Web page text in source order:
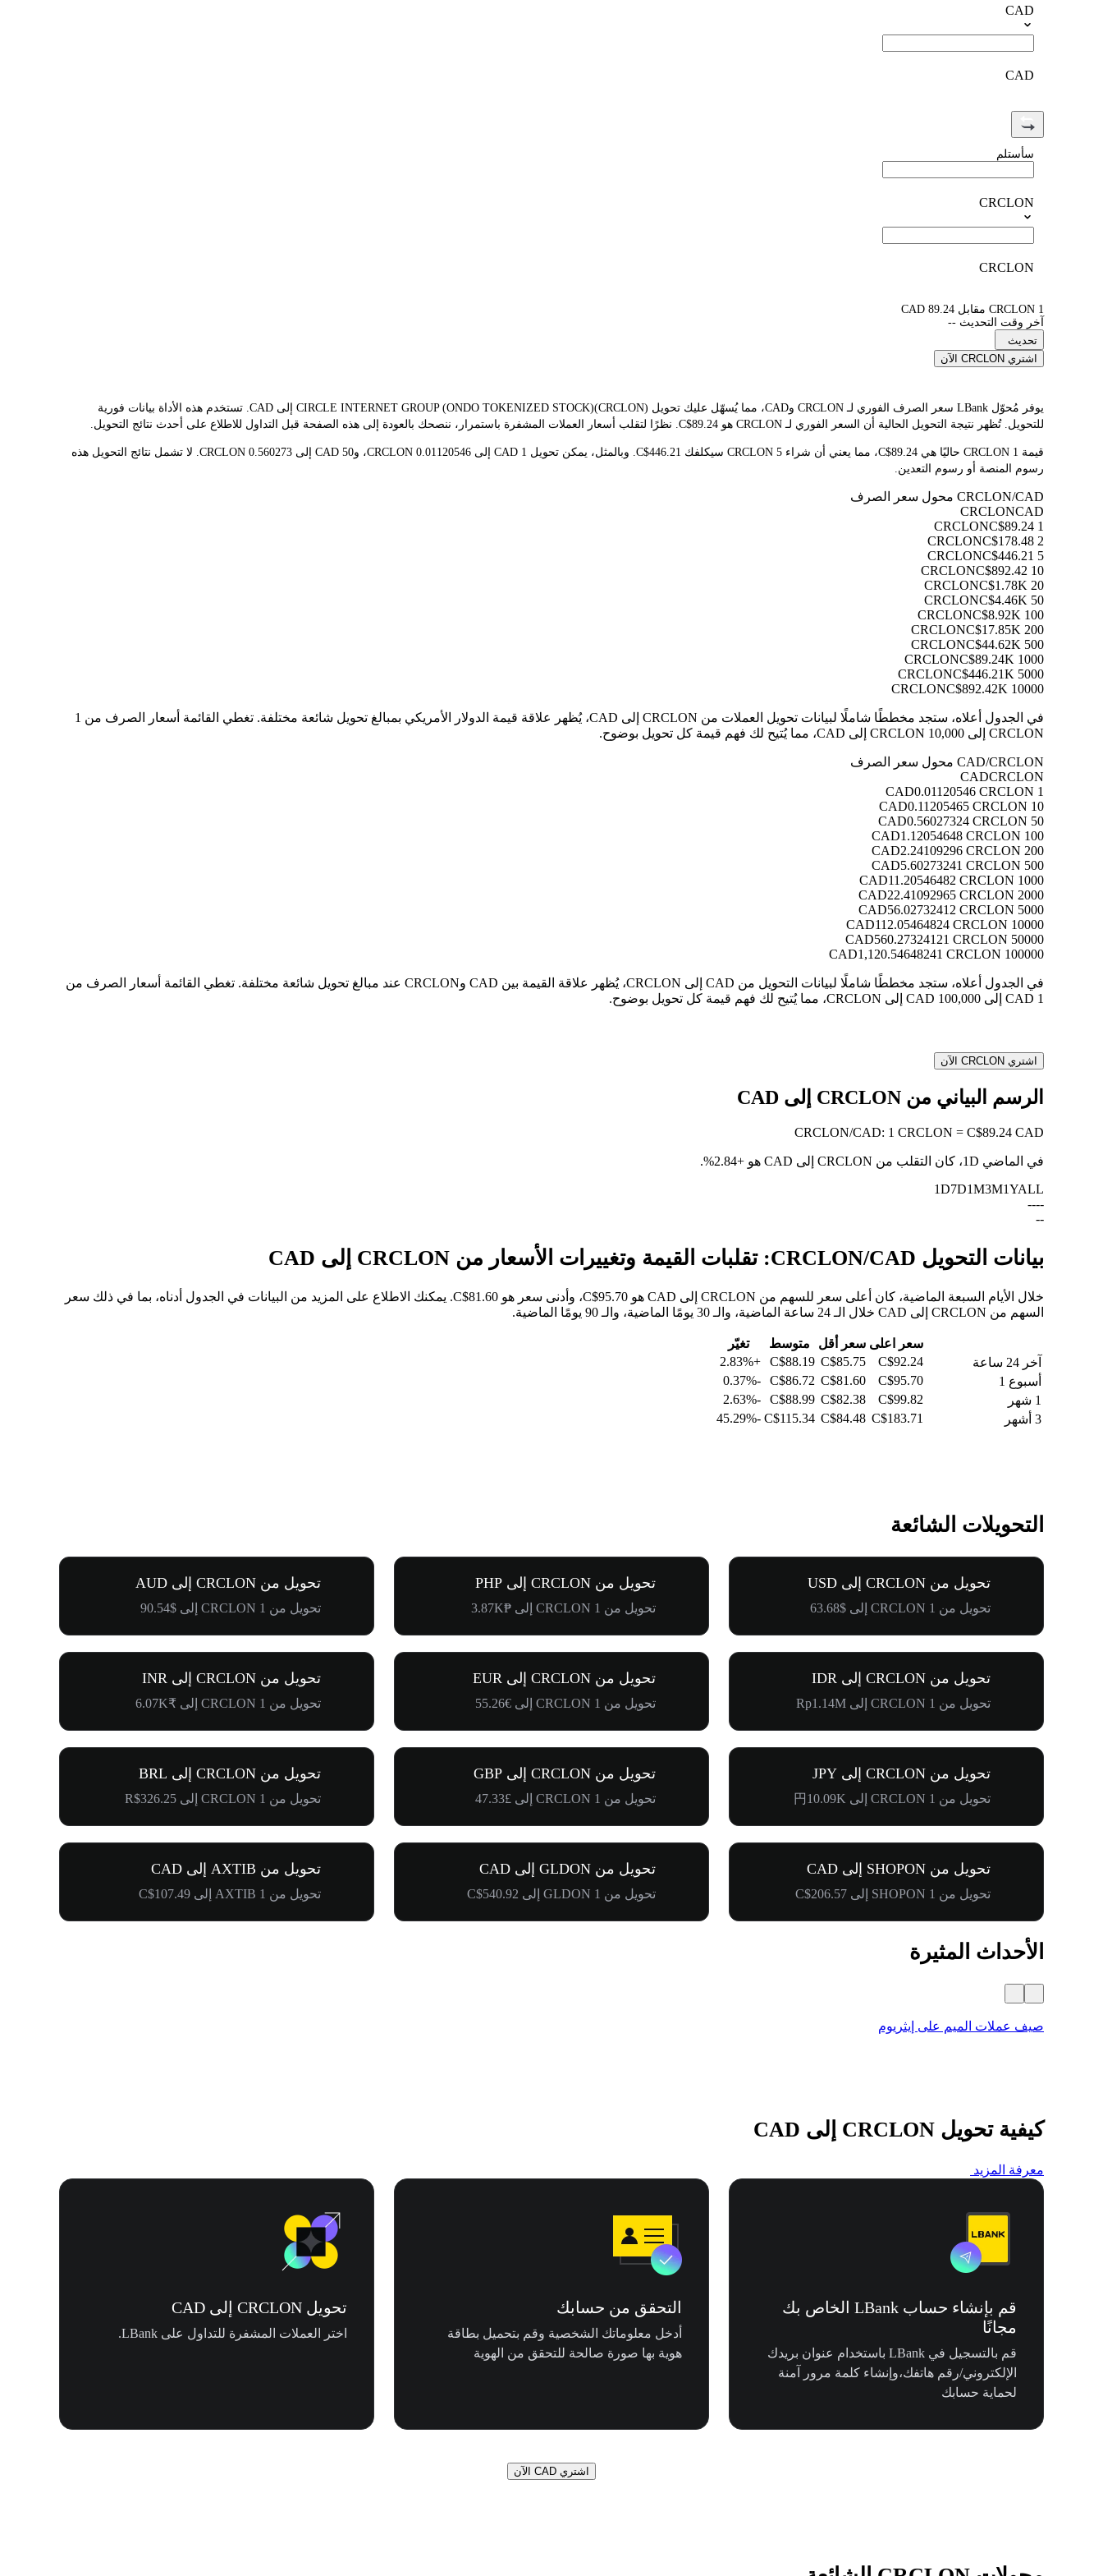
CAD
CAD
سأستلم
CRCLON
CRCLON
1 CRCLON مقابل 89.24 CAD
آخر وقت التحديث --
تحديث
اشتري CRCLON الآن
يوفر مُحوّل LBank سعر الصرف الفوري لـ CRCLON وCAD، مما يُسهّل عليك تحويل CIRCLE INTERNET GROUP (ONDO TOKENIZED STOCK)(CRCLON) إلى CAD. تستخدم هذه الأداة بيانات فورية
للتحويل. تُظهر نتيجة التحويل الحالية أن السعر الفوري لـ CRCLON هو C$89.24. نظرًا لتقلب أسعار العملات المشفرة باستمرار، ننصحك بالعودة إلى هذه الصفحة قبل التداول للاطلاع على أحدث نتائج التحويل.
قيمة 1 CRCLON حاليًا هي C$89.24، مما يعني أن شراء 5 CRCLON سيكلفك C$446.21. وبالمثل، يمكن تحويل 1 CAD إلى 0.01120546 CRCLON، و50 CAD إلى 0.560273 CRCLON. لا تشمل نتائج التحويل هذه
رسوم المنصة أو رسوم التعدين.
CRCLON/CAD محول سعر الصرف
CRCLONCAD
1 CRCLON
C$89.24
2 CRCLON
C$178.48
5 CRCLON
C$446.21
10 CRCLON
C$892.42
20 CRCLON
C$1.78K
50 CRCLON
C$4.46K
100 CRCLON
C$8.92K
200 CRCLON
C$17.85K
500 CRCLON
C$44.62K
1000 CRCLON
C$89.24K
5000 CRCLON
C$446.21K
10000 CRCLON
C$892.42K
في الجدول أعلاه، ستجد مخططًا شاملًا لبيانات تحويل العملات من CRCLON إلى CAD، يُظهر علاقة قيمة الدولار الأمريكي بمبالغ تحويل شائعة مختلفة. تغطي القائمة أسعار الصرف من 1
CRCLON إلى 10,000 CRCLON إلى CAD، مما يُتيح لك فهم قيمة كل تحويل بوضوح.
CAD/CRCLON محول سعر الصرف
CADCRCLON
1 CAD
0.01120546 CRCLON
10 CAD
0.11205465 CRCLON
50 CAD
0.56027324 CRCLON
100 CAD
1.12054648 CRCLON
200 CAD
2.24109296 CRCLON
500 CAD
5.60273241 CRCLON
1000 CAD
11.20546482 CRCLON
2000 CAD
22.41092965 CRCLON
5000 CAD
56.02732412 CRCLON
10000 CAD
112.05464824 CRCLON
50000 CAD
560.27324121 CRCLON
100000 CAD
1,120.54648241 CRCLON
في الجدول أعلاه، ستجد مخططًا شاملًا لبيانات التحويل من CAD إلى CRCLON، يُظهر علاقة القيمة بين CAD وCRCLON عند مبالغ تحويل شائعة مختلفة. تغطي القائمة أسعار الصرف من
1 CAD إلى 100,000 CAD إلى CRCLON، مما يُتيح لك فهم قيمة كل تحويل بوضوح.
اشتري CRCLON الآن
الرسم البياني من CRCLON إلى CAD
CRCLON/CAD: 1 CRCLON = C$89.24 CAD
في الماضي 1D، كان التقلب من CRCLON إلى CAD هو +2.84%
.
1D7D1M3M1YALL
--
--
--
بيانات التحويل CRCLON/CAD: تقلبات القيمة وتغييرات الأسعار من CRCLON إلى CAD
خلال الأيام السبعة الماضية، كان أعلى سعر للسهم من CRCLON إلى CAD هو C$95.70، وأدنى سعر هو C$81.60. يمكنك الاطلاع على المزيد من البيانات في الجدول أدناه، بما في ذلك سعر
السهم من CRCLON إلى CAD خلال الـ 24 ساعة الماضية، والـ 30 يومًا الماضية، والـ 90 يومًا الماضية.
سعر اعلى سعر أقل متوسط
تغيّر
آخر 24 ساعة
C$92.24
C$85.75
C$88.19
+2.83%
أسبوع 1
C$95.70
C$81.60
C$86.72
-0.37%
1 شهر
C$99.82
C$82.38
C$88.99
-2.63%
3 أشهر
C$183.71
C$84.48
C$115.34
-45.29%
التحويلات الشائعة
تحويل من CRCLON إلى USD
تحويل من 1 CRCLON إلى $63.68
تحويل من CRCLON إلى PHP
تحويل من 1 CRCLON إلى ₱3.87K
تحويل من CRCLON إلى AUD
تحويل من 1 CRCLON إلى $90.54
تحويل من CRCLON إلى IDR
تحويل من 1 CRCLON إلى Rp1.14M
تحويل من CRCLON إلى EUR
تحويل من 1 CRCLON إلى €55.26
تحويل من CRCLON إلى INR
تحويل من 1 CRCLON إلى ₹6.07K
تحويل من CRCLON إلى JPY
تحويل من 1 CRCLON إلى 円10.09K
تحويل من CRCLON إلى GBP
تحويل من 1 CRCLON إلى £47.33
تحويل من CRCLON إلى BRL
تحويل من 1 CRCLON إلى R$326.25
تحويل من SHOPON إلى CAD
تحويل من 1 SHOPON إلى C$206.57
تحويل من GLDON إلى CAD
تحويل من 1 GLDON إلى C$540.92
تحويل من AXTIB إلى CAD
تحويل من 1 AXTIB إلى C$107.49
الأحداث المثيرة
صيف عملات الميم على إيثريوم
كيفية تحويل CRCLON إلى CAD
معرفة المزيد
قم بإنشاء حساب LBank الخاص بك
مجانًا
قم بالتسجيل في LBank باستخدام عنوان بريدك
الإلكتروني/رقم هاتفك،وإنشاء كلمة مرور آمنة
لحماية حسابك
التحقق من حسابك
أدخل معلوماتك الشخصية وقم بتحميل بطاقة
هوية بها صورة صالحة للتحقق من الهوية
تحويل CRCLON إلى CAD
اختر العملات المشفرة للتداول على LBank.
اشتري CAD الآن